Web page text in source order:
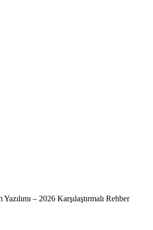
– 2026 Karşılaştırmalı Rehber